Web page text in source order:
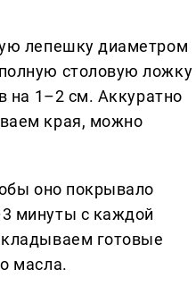
лепешку диаметром
столовую ложку
на 1–2 см. Аккуратно
края, можно
оно покрывало
минуты с каждой
готовые
масла.